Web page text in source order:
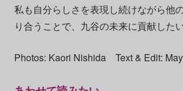
私も自分らしさを表現し続けながら他
り合うことで、九谷の未来に貢献した
Photos: Kaori Nishida Text & Edit: